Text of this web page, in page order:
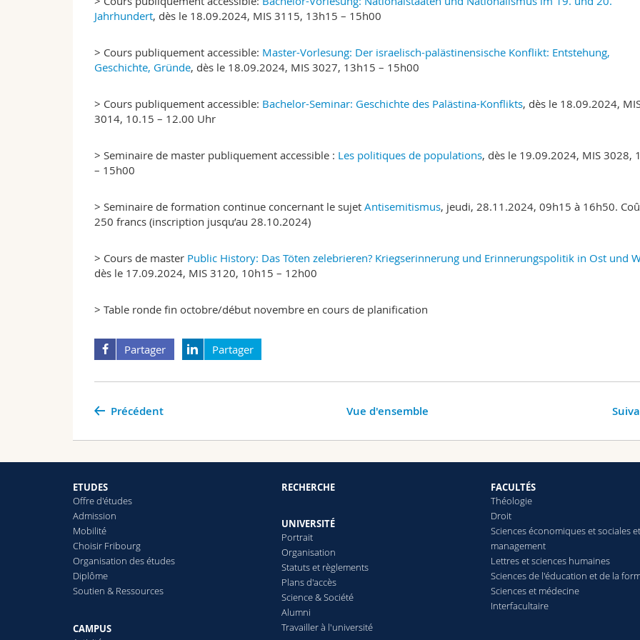
Jahrhundert, dès le 18.09.2024, MIS 3115, 13h15 – 15h00
> Cours publiquement accessible: Master-Vorlesung: Der israelisch-palästinensische Konflikt: Entstehung,
Geschichte, Gründe, dès le 18.09.2024, MIS 3027, 13h15 – 15h00
> Cours publiquement accessible: Bachelor-Seminar: Geschichte des Palästina-Konflikts, dès le 18.09.2024,
3014, 10.15 – 12.00 Uhr
> Seminaire de master publiquement accessible : Les politiques de populations, dès le 19.09.2024, MIS 3028,
– 15h00
> Seminaire de formation continue concernant le sujet Antisemitismus, jeudi, 28.11.2024, 09h15 à 16h50.
250 francs (inscription jusqu’au 28.10.2024)
> Cours de master Public History: Das Töten zelebrieren? Kriegserinnerung und Erinnerungspolitik in Ost und
dès le 17.09.2024, MIS 3120, 10h15 – 12h00
> Table ronde fin octobre/début novembre en cours de planification
Partager Partager
Précédent Vue d'ensemble
ETUDES
Offre d'études
Admission
Mobilité
Choisir Fribourg
Organisation des études
Diplôme
Soutien & Ressources
CAMPUS
RECHERCHE
UNIVERSITÉ
Portrait
Organisation
Statuts et règlements
Plans d'accès
Science & Société
Alumni
Travailler à l'université
FACULTÉS
Théologie
Droit
Sciences économiques et sociales et
management
Lettreset sciences humaines
Sciences de l'éducation et de la
Sciences et médecine
Interfacultaire